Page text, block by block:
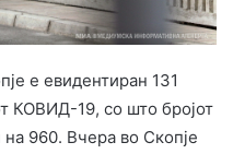
е евидентиран 131
КОВИД-19, со што бројот
960. Вчера во Скопје